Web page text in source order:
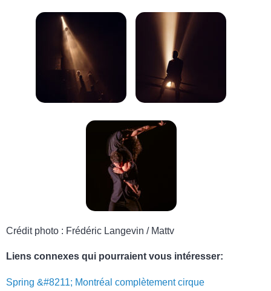
Crédit photo : Frédéric Langevin / Mattv
Liens connexes qui pourraient vous intéresser:
Spring &#8211; Montréal complètement cirque